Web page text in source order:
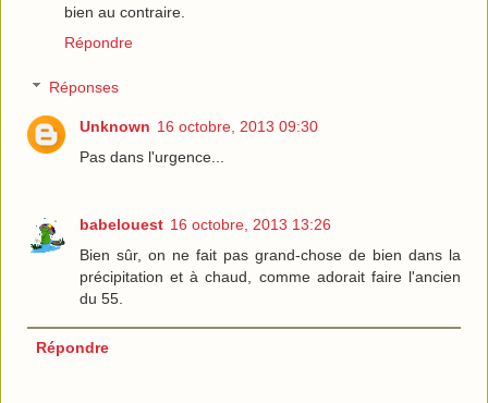
bien au contraire.
Répondre
Réponses
Unknown 16 octobre, 2013 09:30
Pas dans l'urgence...
babelouest 16 octobre, 2013 13:26
Bien sûr, on ne fait pas grand-chose de bien dans la
précipitation et à chaud, comme adorait faire l'ancien
du 55.
Répondre